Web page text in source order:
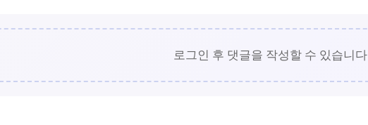
로그인 후 댓글을 작성할 수 있습니다